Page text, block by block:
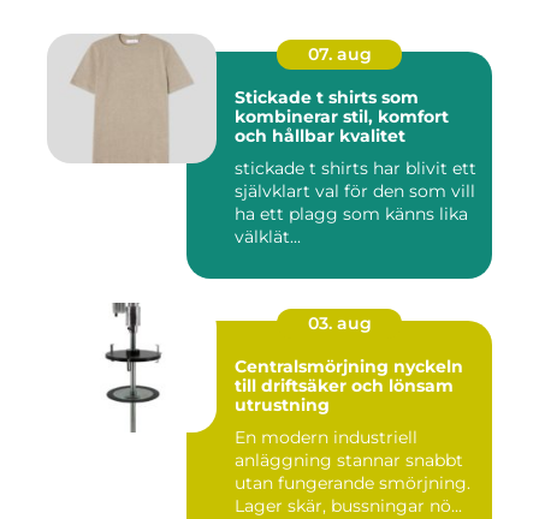
07. aug
Stickade t shirts som
kombinerar stil, komfort
och hållbar kvalitet
stickade t shirts har blivit ett
självklart val för den som vill
ha ett plagg som känns lika
välklät...
03. aug
Centralsmörjning nyckeln
till driftsäker och lönsam
utrustning
En modern industriell
anläggning stannar snabbt
utan fungerande smörjning.
Lager skär, bussningar nö...